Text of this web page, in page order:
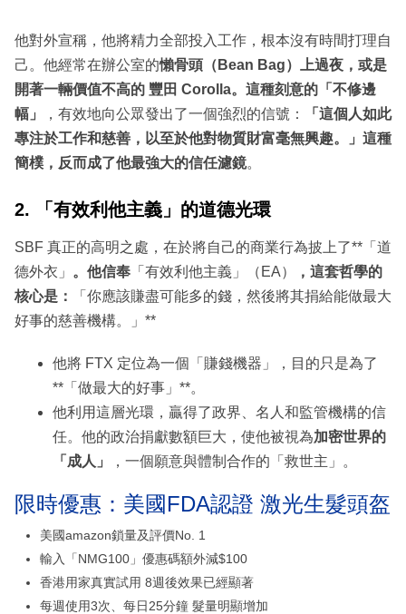
他對外宣稱，他將精力全部投入工作，根本沒有時間打理自
己。他經常在辦公室的懶骨頭（Bean Bag）上過夜，或是
開著一輛價值不高的 豐田 Corolla。這種刻意的「不修邊
幅」
，有效地向公眾發出了一個強烈的信號：
「這個人如此
專注於工作和慈善，以至於他對物質財富毫無興趣。」這種
簡樸，反而成了他最強大的信任濾鏡。
2. 「有效利他主義」的道德光環
SBF 真正的高明之處，在於將自己的商業行為披上了**「道
德外衣」 。他信奉 「有效利他主義」（EA）
，這套哲學的
核心是：
「你應該賺盡可能多的錢，然後將其捐給能做最大
好事的慈善機構。」**
他將 FTX 定位為一個「賺錢機器」，目的只是為了
**「做最大的好事」**。
他利用這層光環，贏得了政界、名人和監管機構的信
任。他的政治捐獻數額巨大，使他被視為加密世界的
「成人」
，一個願意與體制合作的「救世主」。
限時優惠：美國FDA認證 激光生髮頭盔
美國amazon鎖量及評價No. 1
輸入「NMG100」優惠碼額外減$100
香港用家真實試用 8週後效果已經顯著
每週使用3次、每日25分鐘 髮量明顯增加